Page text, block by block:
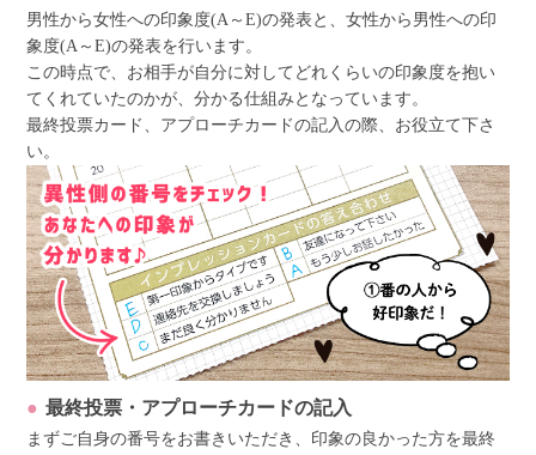
男性から女性への印象度(A～E)の発表と、女性から男性への印
象度(A～E)の発表を行います。
この時点で、お相手が自分に対してどれくらいの印象度を抱い
てくれていたのかが、分かる仕組みとなっています。
最終投票カード、アプローチカードの記入の際、お役立て下さ
い。
最終投票・アプローチカードの記入
まずご自身の番号をお書きいただき、印象の良かった方を最終